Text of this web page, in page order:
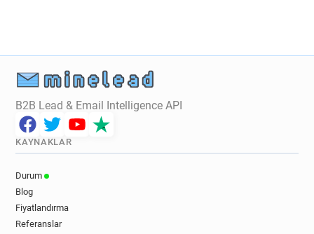
B2B Lead & Email Intelligence API
KAYNAKLAR
Durum
Blog
Fiyatlandırma
Referanslar